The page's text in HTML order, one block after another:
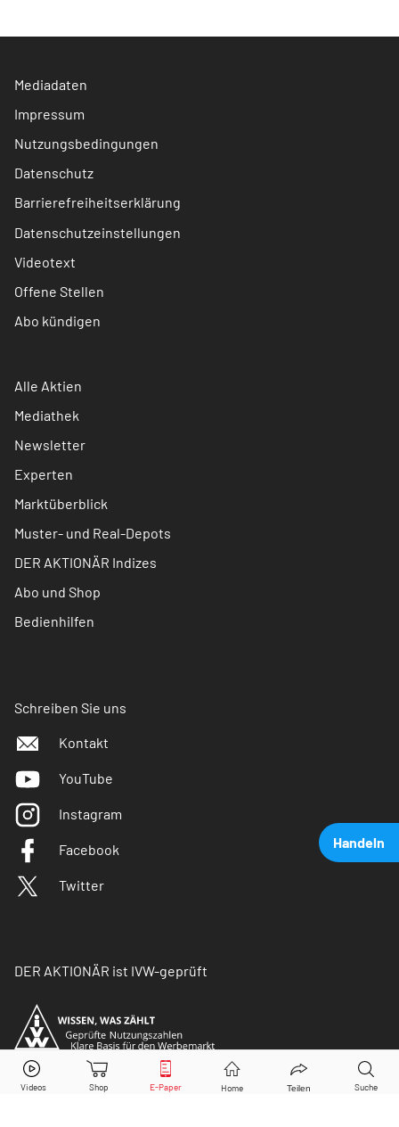
Handeln
Infineon Aktie jetzt handeln?
Mediadaten
Impressum
Nutzungsbedingungen
Datenschutz
Barrierefreiheitserklärung
Datenschutzeinstellungen
Videotext
Offene Stellen
Abo kündigen
Alle Aktien
Mediathek
Newsletter
Experten
Marktüberblick
Muster- und Real-Depots
DER AKTIONÄR Indizes
Abo und Shop
Bedienhilfen
Schreiben Sie uns
Kontakt
YouTube
Instagram
Facebook
Twitter
DER AKTIONÄR ist IVW-geprüft